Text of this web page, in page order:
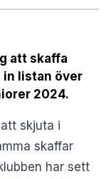
att skaffa
in listan över
2024.
skjuta i
skaffar
har sett